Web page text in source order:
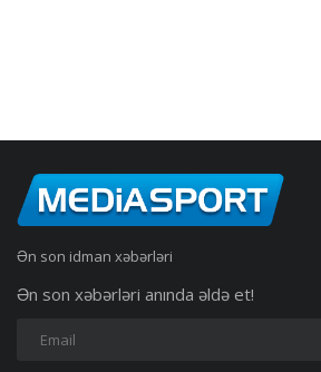
Ən son idman xəbərləri
Ən son xəbərləri anında əldə et!